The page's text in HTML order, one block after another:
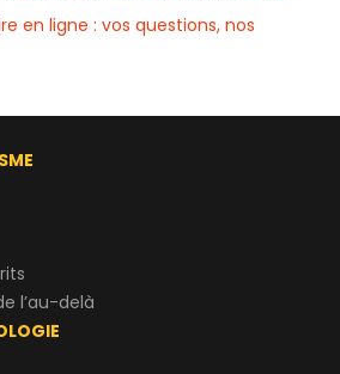
en ligne : vos questions, nos
l’au-delà